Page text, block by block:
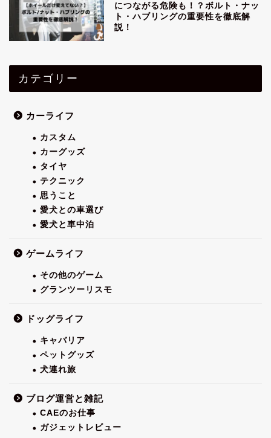
につながる危険も！？ボルト・ナッ
ト・ハブリングの重要性を徹底解
説！
カテゴリー
カーライフ
カスタム
カーグッズ
タイヤ
テクニック
思うこと
愛犬との車選び
愛犬と車中泊
ゲームライフ
その他のゲーム
グランツーリスモ
ドッグライフ
キャバリア
ペットグッズ
犬連れ旅
ブログ運営と雑記
CAEのお仕事
ガジェットレビュー